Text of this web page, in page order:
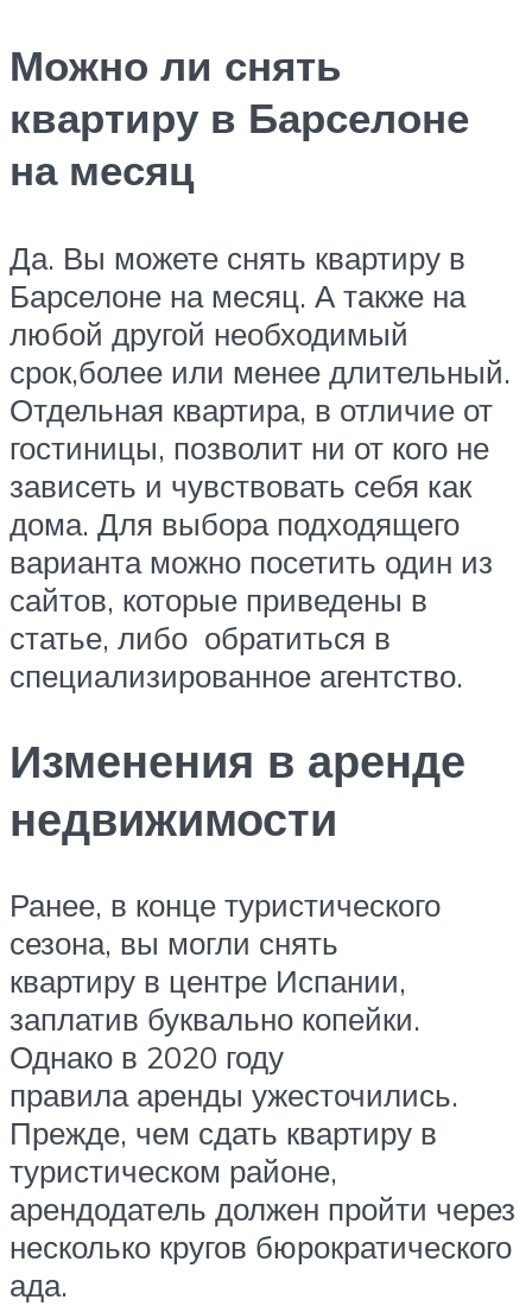
Можно ли снять
квартиру в Барселоне
на месяц
Да. Вы можете снять квартиру в
Барселоне на месяц. А также на
любой другой необходимый
срок,более или менее длительный.
Отдельная квартира, в отличие от
гостиницы, позволит ни от кого не
зависеть и чувствовать себя как
дома. Для выбора подходящего
варианта можно посетить один из
сайтов, которые приведены в
статье, либо обратиться в
специализированное агентство.
Изменения в аренде
недвижимости
Ранее, в конце туристического
сезона, вы могли снять
квартиру в центре Испании,
заплатив буквально копейки.
Однако в 2020 году
правила аренды ужесточились.
Прежде, чем сдать квартиру в
туристическом районе,
арендодатель должен пройти через
несколько кругов бюрократического
ада.